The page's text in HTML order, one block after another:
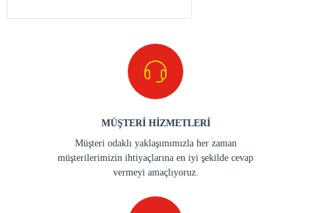
MÜŞTERİ HİZMETLERİ
Müşteri odaklı yaklaşımımızla her zaman
müşterilerimizin ihtiyaçlarına en iyi şekilde cevap
vermeyi amaçlıyoruz.